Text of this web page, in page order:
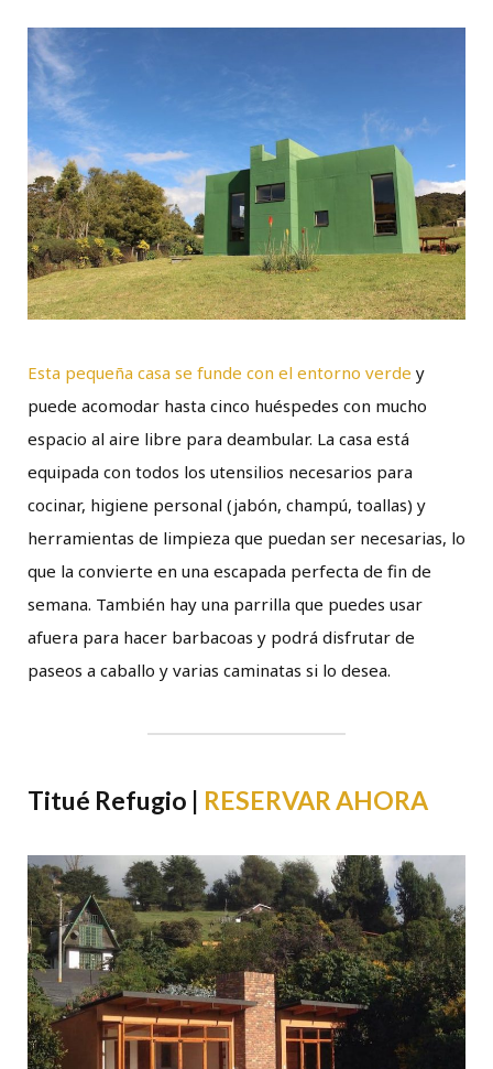
Esta pequeña casa se funde con el entorno verde y
puede acomodar hasta cinco huéspedes con mucho
espacio al aire libre para deambular. La casa está
equipada con todos los utensilios necesarios para
cocinar, higiene personal (jabón, champú, toallas) y
herramientas de limpieza que puedan ser necesarias, lo
que la convierte en una escapada perfecta de fin de
semana. También hay una parrilla que puedes usar
afuera para hacer barbacoas y podrá disfrutar de
paseos a caballo y varias caminatas si lo desea.
Titué Refugio | RESERVAR AHORA